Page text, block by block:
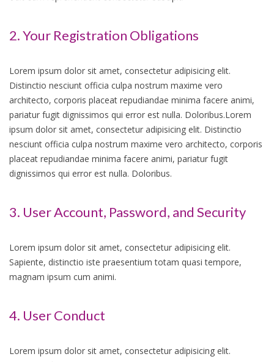
2. Your Registration Obligations
Lorem ipsum dolor sit amet, consectetur adipisicing elit.
Distinctio nesciunt officia culpa nostrum maxime vero
architecto, corporis placeat repudiandae minima facere animi,
pariatur fugit dignissimos qui error est nulla. Doloribus.Lorem
ipsum dolor sit amet, consectetur adipisicing elit. Distinctio
nesciunt officia culpa nostrum maxime vero architecto, corporis
placeat repudiandae minima facere animi, pariatur fugit
dignissimos qui error est nulla. Doloribus.
3. User Account, Password, and Security
Lorem ipsum dolor sit amet, consectetur adipisicing elit.
Sapiente, distinctio iste praesentium totam quasi tempore,
magnam ipsum cum animi.
4. User Conduct
Lorem ipsum dolor sit amet, consectetur adipisicing elit.